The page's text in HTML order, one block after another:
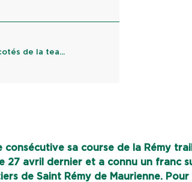
de la tea...
sa course de la Rémy
27 avril dernier et a connu un franc
de Saint Rémy de Maurienne.